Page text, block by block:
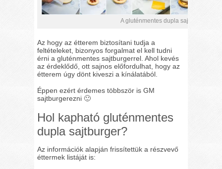
A gluténmentes dupla sajtburger
Az hogy az étterem biztosítani tudja a
feltételeket, bizonyos forgalmat el kell tudni
érni a gluténmentes sajtburgerrel. Ahol kevés
az érdeklődő, ott sajnos előfordulhat, hogy az
étterem úgy dönt kiveszi a kínálatából.
Éppen ezért érdemes többször is GM
sajtburgerezni 🙂
Hol kapható gluténmentes
dupla sajtburger?
Az információk alapján frissítettük a részvevő
éttermek listáját is: